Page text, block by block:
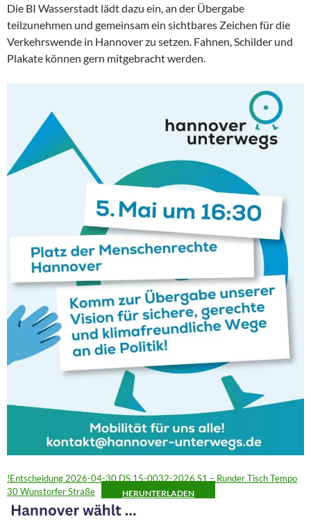
Die BI Wasserstadt lädt dazu ein, an der Übergabe
teilzunehmen und gemeinsam ein sichtbares Zeichen für die
Verkehrswende in Hannover zu setzen. Fahnen, Schilder und
Plakate können gern mitgebracht werden.
!Entscheidung 2026-04-30 DS 15-0032-2026 S1 – Runder Tisch Tempo
30 Wunstorfer Straße
HERUNTERLADEN